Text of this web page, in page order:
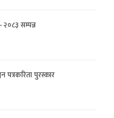
२०८३ सम्पन्न
पुरस्कार